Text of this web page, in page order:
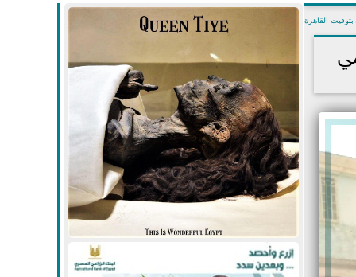
بتوقيت القاهرة